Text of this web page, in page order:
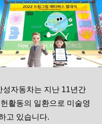
자동차는 지난 11년간
활동의 일환으로 미술영
고 있습니다.